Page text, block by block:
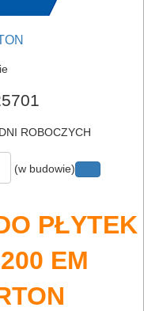
ROBOCZYCH
(w budowie)
PŁYTEK
EM